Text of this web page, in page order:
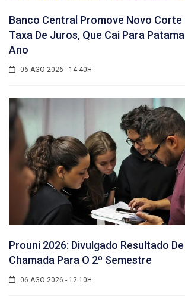
Banco Central Promove Novo Corte
Taxa De Juros, Que Cai Para
Ano
06 AGO 2026 - 14:40H
Prouni 2026: Divulgado Resultado
Chamada Para O 2º Semestre
06 AGO 2026 - 12:10H